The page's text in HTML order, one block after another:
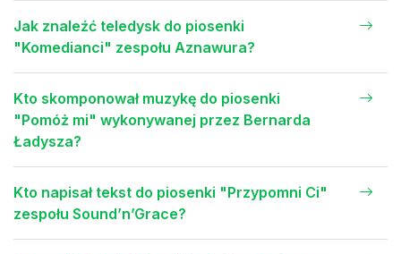
Jak znaleźć teledysk do piosenki
"Komedianci" zespołu Aznawura?
Kto skomponował muzykę do piosenki
"Pomóż mi" wykonywanej przez Bernarda
Ładysza?
Kto napisał tekst do piosenki "Przypomni Ci"
zespołu Sound’n’Grace?